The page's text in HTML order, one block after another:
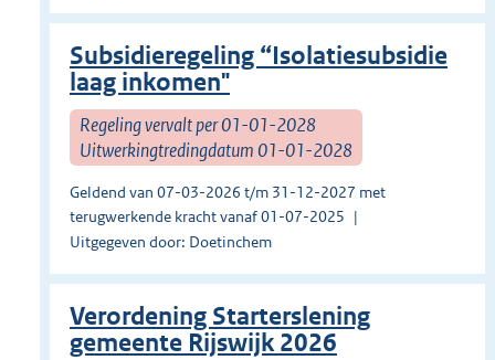
Subsidieregeling “Isolatiesubsidie
laag inkomen"
Regeling vervalt per 01-01-2028
Uitwerkingtredingdatum 01-01-2028
Geldend van 07-03-2026 t/m 31-12-2027 met
terugwerkende kracht vanaf 01-07-2025
Uitgegeven door: Doetinchem
Verordening Starterslening
gemeente Rijswijk 2026